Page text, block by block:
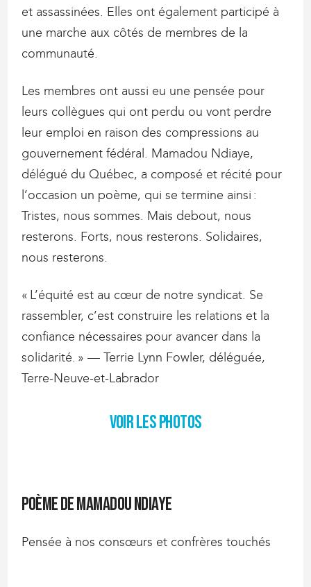
et assassinées. Elles ont également participé à
une marche aux côtés de membres de la
communauté.
Les membres ont aussi eu une pensée pour
leurs collègues qui ont perdu ou vont perdre
leur emploi en raison des compressions au
gouvernement fédéral. Mamadou Ndiaye,
délégué du Québec, a composé et récité pour
l’occasion un poème, qui se termine ainsi :
Tristes, nous sommes. Mais debout, nous
resterons. Forts, nous resterons. Solidaires,
nous resterons.
« L’équité est au cœur de notre syndicat. Se
rassembler, c’est construire les relations et la
confiance nécessaires pour avancer dans la
solidarité. » — Terrie Lynn Fowler, déléguée,
Terre-Neuve-et-Labrador
Voir les photos
Poème de Mamadou Ndiaye
Pensée à nos consœurs et confrères touchés